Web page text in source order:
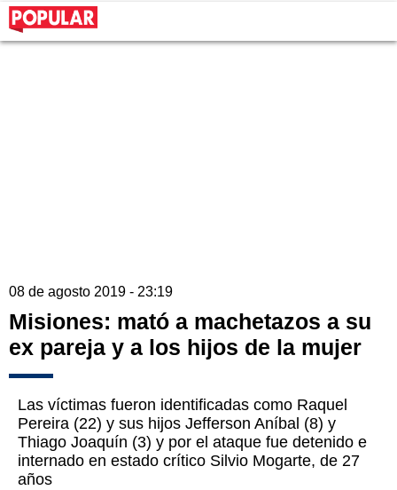
08 de agosto 2019 - 23:19
Misiones: mató a machetazos a su
ex pareja y a los hijos de la mujer
Las víctimas fueron identificadas como Raquel
Pereira (22) y sus hijos Jefferson Aníbal (8) y
Thiago Joaquín (3) y por el ataque fue detenido e
internado en estado crítico Silvio Mogarte, de 27
años